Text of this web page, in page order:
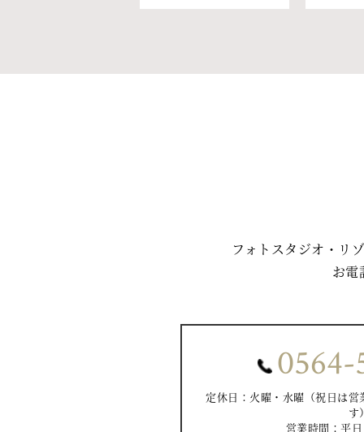
フォトスタジオ・リ
お電
0564-
定休日：火曜・水曜（祝日は
す）
営業時間：平